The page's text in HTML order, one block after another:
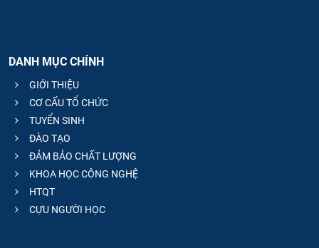
DANH MỤC CHÍNH
GIỚI THIỆU
CƠ CẤU TỔ CHỨC
TUYỂN SINH
ĐÀO TẠO
ĐẢM BẢO CHẤT LƯỢNG
KHOA HỌC CÔNG NGHỆ
HTQT
CỰU NGƯỜI HỌC